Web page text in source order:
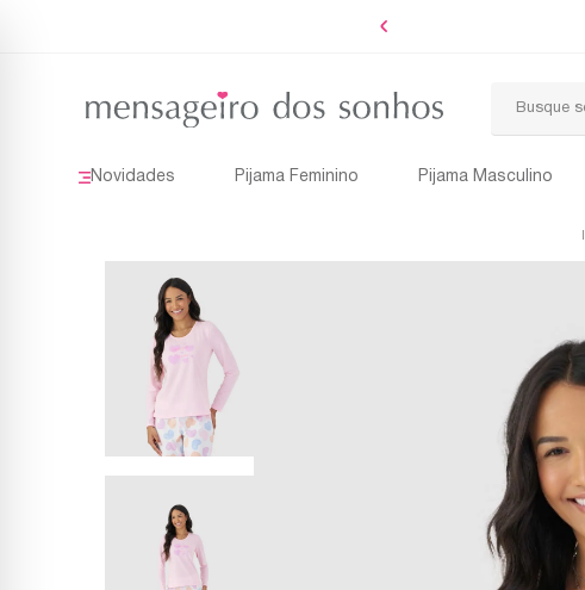
Novidades Pijama Feminino Pijama Masculino